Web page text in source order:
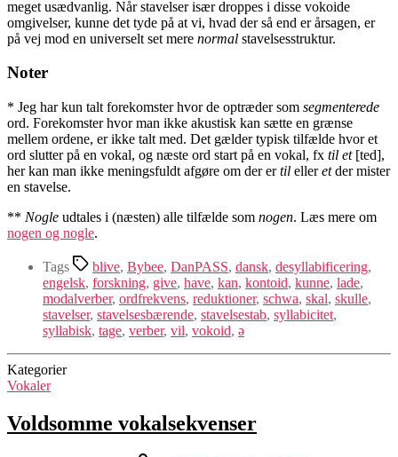
meget usædvanlig. Når stavelser især droppes i disse vokoide
omgivelser, kunne det tyde på at vi, hvad der så end er årsagen, er
på vej mod en universelt set mere normal stavelsesstruktur.
Noter
* Jeg har kun talt forekomster hvor de optræder som segmenterede
ord. Forekomster hvor man ikke akustisk kan sætte en grænse
mellem ordene, er ikke talt med. Det gælder typisk tilfælde hvor et
ord slutter på en vokal, og næste ord start på en vokal, fx til et[ted],
her kan man ikke meningsfuldt afgøre om der ertil elleretder mister
en stavelse.
** Nogle udtales i (næsten) alle tilfælde som nogen. Læs mere om
nogen og nogle.
Tags blive, Bybee, DanPASS, dansk, desyllabificering,
engelsk, forskning, give, have, kan, kontoid, kunne, lade,
modalverber, ordfrekvens, reduktioner, schwa, skal, skulle,
stavelser, stavelsesbærende, stavelsestab, syllabicitet,
syllabisk, tage, verber, vil, vokoid, ə
Kategorier
Vokaler
Voldsomme vokalsekvenser